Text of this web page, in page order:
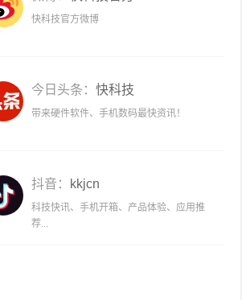
快科技官方微博
今日头条： 快科技
带来硬件软件、手机数码最快资讯！
抖音： kkjcn
科技快讯、手机开箱、产品体验、应用推
荐...